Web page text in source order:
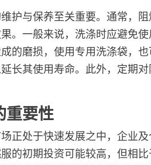
护与保养至关重要。通常，
。一般来说，洗涤时应避免
的磨损，使用专用洗涤袋，
长其使用寿命。此外，定期
重要性
正处于快速发展之中，企业
的初期投资可能较高，但相